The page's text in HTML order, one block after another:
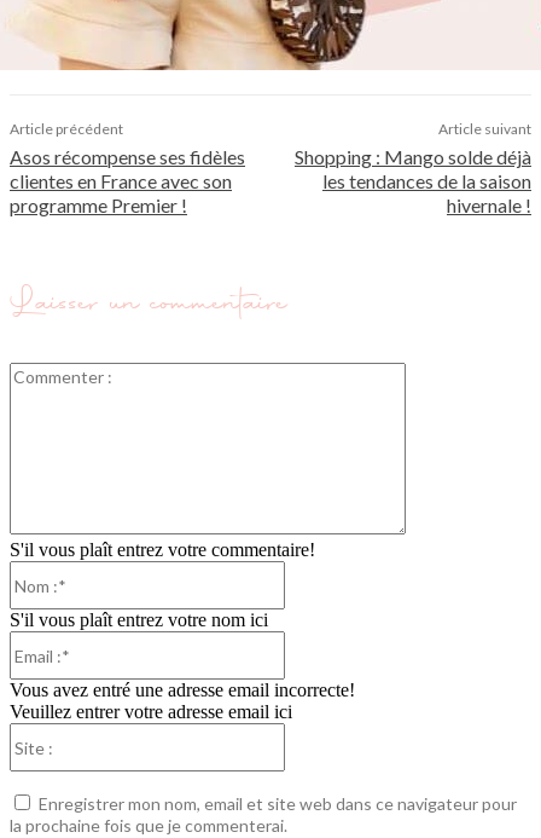
Article précédent
Asos récompense ses fidèles
clientes en France avec son
programme Premier !
Article suivant
Shopping : Mango solde déjà
les tendances de la saison
hivernale !
Laisser un commentaire
S'il vous plaît entrez votre commentaire!
S'il vous plaît entrez votre nom ici
Vous avez entré une adresse email incorrecte!
Veuillez entrer votre adresse email ici
Enregistrer mon nom, email et site web dans ce navigateur pour
la prochaine fois que je commenterai.